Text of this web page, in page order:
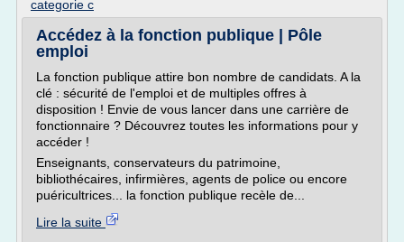
categorie c
Accédez à la fonction publique | Pôle
emploi
La fonction publique attire bon nombre de candidats. A la
clé : sécurité de l'emploi et de multiples offres à
disposition ! Envie de vous lancer dans une carrière de
fonctionnaire ? Découvrez toutes les informations pour y
accéder !
Enseignants, conservateurs du patrimoine,
bibliothécaires, infirmières, agents de police ou encore
puéricultrices... la fonction publique recèle de...
Lire la suite